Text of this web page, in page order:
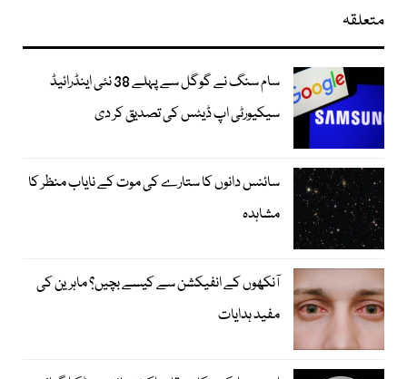
متعلقہ
سام سنگ نے گوگل سے پہلے 38 نئی اینڈرائیڈ
سیکیورٹی اپ ڈیٹس کی تصدیق کر دی
سائنس دانوں کا ستارے کی موت کے نایاب منظر کا
مشاہدہ
آنکھوں کے انفیکشن سے کیسے بچیں؟ ماہرین کی
مفید ہدایات